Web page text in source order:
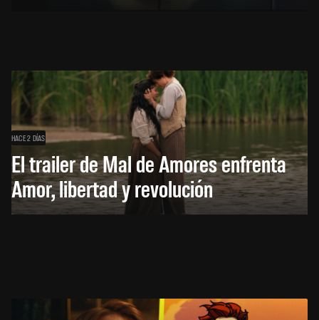
HACE 2 DÍAS
El trailer de Mal de Amores enfrenta
Amor, libertad y revolución